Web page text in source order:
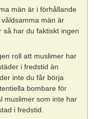
män är i förhållande
män är
så har du faktiskt ingen
roll att muslimer har
i fredstid än
inte du får börja
bombare för
muslimer som inte har
i fredstid.